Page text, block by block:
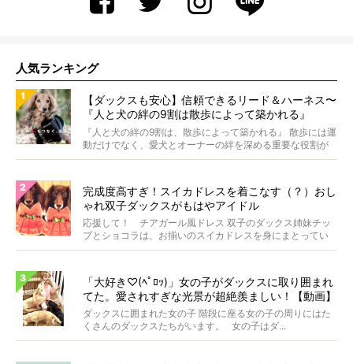
人気ランキング
【ダックスも安心】信頼できるリード＆ハーネス〜
『人と犬の絆の9割は散歩によって築かれる』
WOLFGANG MAN＆BEAST〜
『人と犬の絆の9割は、散歩によって築かれる』 散歩には運
動だけでなく、愛犬とオーナーの絆を深める重要な役割が
あ...
完成度高すぎ！スイカドレスを着こなす（？）おし
ゃれ双子ダックスがもはやアイドル
応援して！ チアガール風ドレス 双子のダックス姉妹チッ
プとショコラは、お揃いのスイカドレスを身にまとってい
ます...
「大好き♡(ﾍﾟﾛｯ)」女の子がダックスに取り囲まれ
てた。愛されすぎな光景が超絶羨ましい！【動画】
ダックスに囲まれた女の子 階段に座る女の子の周りにはた
くさんのダックスたちがいます。 女の子はダ...